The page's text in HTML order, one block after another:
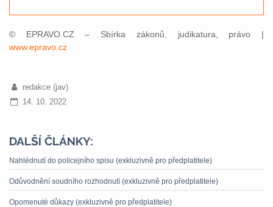
© EPRAVO.CZ – Sbírka zákonů, judikatura, právo |
www.epravo.cz
redakce (jav)
14. 10. 2022
DALŠÍ ČLÁNKY:
Nahlédnutí do policejního spisu (exkluzivně pro předplatitele)
Odůvodnění soudního rozhodnutí (exkluzivně pro předplatitele)
Opomenuté důkazy (exkluzivně pro předplatitele)